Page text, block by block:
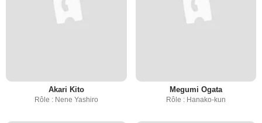
Akari Kito
Rôle : Nene Yashiro
Megumi Ogata
Rôle : Hanako-kun